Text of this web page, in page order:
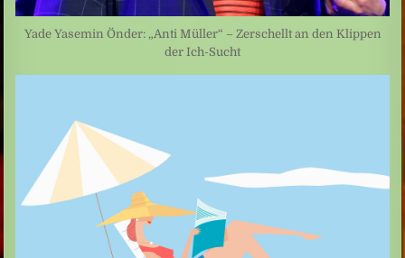
Yade Yasemin Önder: „Anti Müller“ – Zerschellt an den Klippen
der Ich-Sucht